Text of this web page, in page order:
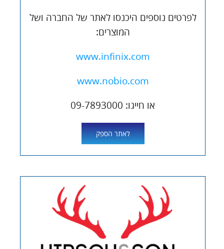
לפרטים נוספים היכנסו לאתר של החברה ושל
המוצרים:
www.infinix.com
www.nobio.com
או חייגו: 09-7893000
לאתר הספק